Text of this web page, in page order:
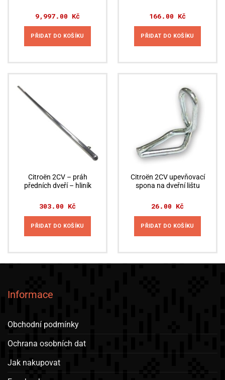
9,997.00 Kč
PŘIDAT DO KOŠÍKU
166.00 Kč
PŘIDAT DO KOŠÍKU
Citroën 2CV – práh
předních dveří – hliník
303.00 Kč
PŘIDAT DO KOŠÍKU
Citroën 2CV upevňovací
spona na dveřní lištu
26.00 Kč
PŘIDAT DO KOŠÍKU
Informace
Obchodní podmínky
Ochrana osobních dat
Jak nakupovat